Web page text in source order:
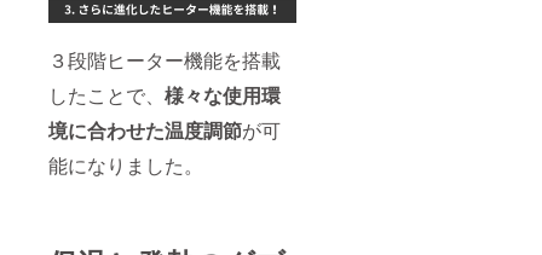
３段階ヒーター機能を搭載
したことで、 様々な使用環
境に合わせた温度調節が可
能になりました。